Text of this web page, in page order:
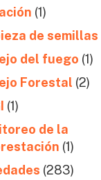
(1)
de semillas
del fuego (1)
Forestal (2)
(1)
de la
(1)
(283)